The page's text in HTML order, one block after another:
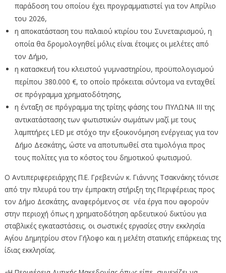
παράδοση του οποίου έχει προγραμματιστεί για τον Απρίλιο
του 2026,
η αποκατάσταση του παλαιού κτιρίου του Συνεταιρισμού, η
οποία θα δρομολογηθεί μόλις είναι έτοιμες οι μελέτες από
τον Δήμο,
η κατασκευή του κλειστού γυμναστηρίου, προϋπολογισμού
περίπου 380.000 €, το οποίο πρόκειται σύντομα να ενταχθεί
σε πρόγραμμα χρηματοδότησης,
η ένταξη σε πρόγραμμα της τρίτης φάσης του ΠΥΛΩΝΑ ΙΙΙ της
αντικατάστασης των φωτιστικών σωμάτων μαζί με τους
λαμπτήρες LED με στόχο την εξοικονόμηση ενέργειας για τον
Δήμο Δεσκάτης, ώστε να αποτυπωθεί στα τιμολόγια προς
τους πολίτες για το κόστος του δημοτικού φωτισμού.
Ο Αντιπεριφερειάρχης Π.Ε. Γρεβενών κ. Γιάννης Τσακνάκης τόνισε
από την πλευρά του την έμπρακτη στήριξη της Περιφέρειας προς
τον Δήμο Δεσκάτης, αναφερόμενος σε νέα έργα που αφορούν
στην περιοχή όπως η χρηματοδότηση αρδευτικού δικτύου για
σταβλικές εγκαταστάσεις, οι σωστικές εργασίες στην εκκλησία
Αγίου Δημητρίου στον Γήλοφο και η μελέτη στατικής επάρκειας της
ίδιας εκκλησίας.